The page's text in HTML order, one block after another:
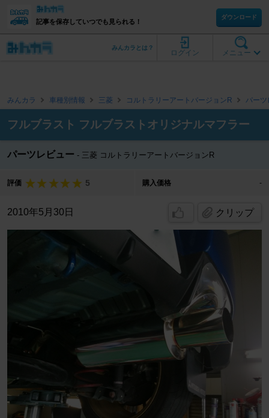
記事を保存していつでも見られる！
ダウンロード
メニュー
ログイン
みんカラとは？
みんカラ 車種別情報 三菱 コルトラリーアートバージョンR パーツ
フルブラスト フルブラストオリジナルマフラー
パーツレビュー 三菱 コルトラリーアートバージョンR
評価 5 購入価格 -
2010年5月30日 クリップ